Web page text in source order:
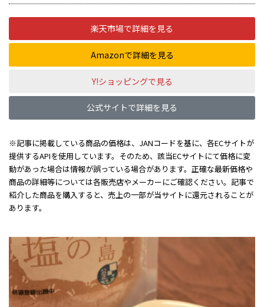
楽天市場で詳細を見る
Amazonで詳細を見る
Y!ショッピングで見る
公式サイトで詳細を見る
※記事に掲載している商品の価格は、JANコードを基に、各ECサイトが
提供するAPIを使用しています。そのため、該当ECサイトにて価格に変
動があった場合は情報が誤っている場合があります。正確な最新価格や
商品の詳細等については各販売店やメーカーにご確認ください。記事で
紹介した商品を購入すると、売上の一部が当サイトに還元されることが
あります。